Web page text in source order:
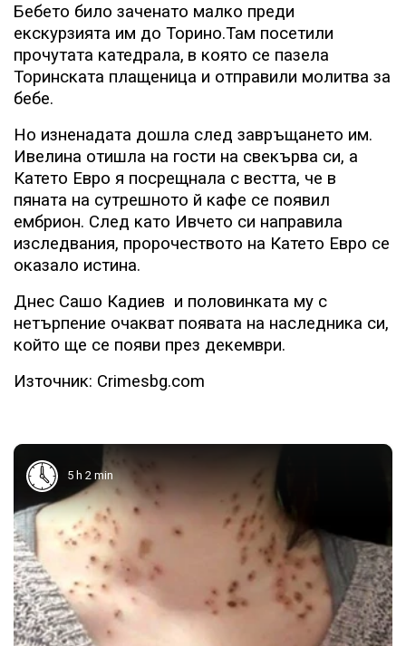
Бебето било заченато малко преди
екскурзията им до Торино.Там посетили
прочутата катедрала, в която се пазела
Торинската плащеница и отправили молитва за
бебе.
Но изненадата дошла след завръщането им.
Ивелина отишла на гости на свекърва си, а
Катето Евро я посрещнала с вестта, че в
пяната на сутрешното й кафе се появил
ембрион. След като Ивчето си направила
изследвания, пророчеството на Катето Евро се
оказало истина.
Днес Сашо Кадиев и половинката му с
нетърпение очакват появата на наследника си,
който ще се появи през декември.
Източник: Crimesbg.com
5 h 2 min